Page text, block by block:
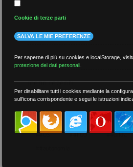
più recenti
meno recenti
per tag
##DS ##FGU ##Gilda
Cookie di terze parti
SALVA LE MIE PREFERENZE
Per saperne di più su cookies e localStorage,
protezione dei dati personali
Per disabilitare tutti i cookies mediante la
sull'icona corrispondente e segui le istruzioni